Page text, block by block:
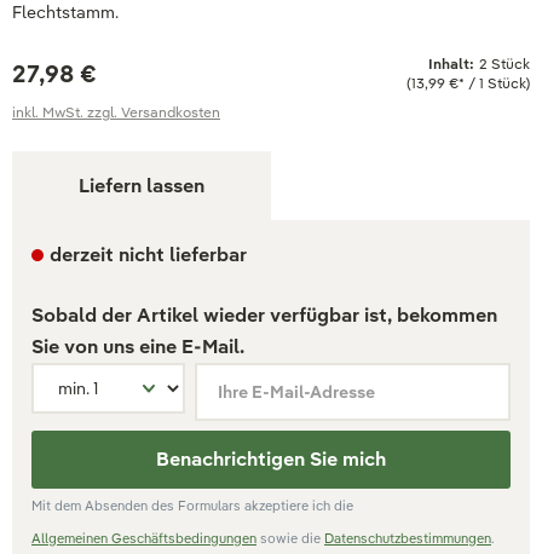
Flechtstamm.
27,98 € Inhalt: 2 Stück
(13,99 €* / 1 Stück)
inkl. MwSt. zzgl. Versandkosten
Liefern lassen
derzeit nicht lieferbar
Sobald der Artikel wieder verfügbar ist, bekommen
Sie von uns eine E-Mail.
Ihre E-Mail-Adresse
Benachrichtigen Sie mich
Mit dem Absenden des Formulars akzeptiere ich die
Allgemeinen Geschäftsbedingungen sowie die Datenschutzbestimmungen.